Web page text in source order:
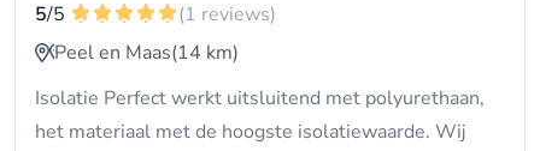
5/5
(1 reviews)
Peel en Maas(14 km)
Isolatie Perfect werkt uitsluitend met polyurethaan,
het materiaal met de hoogste isolatiewaarde. Wij